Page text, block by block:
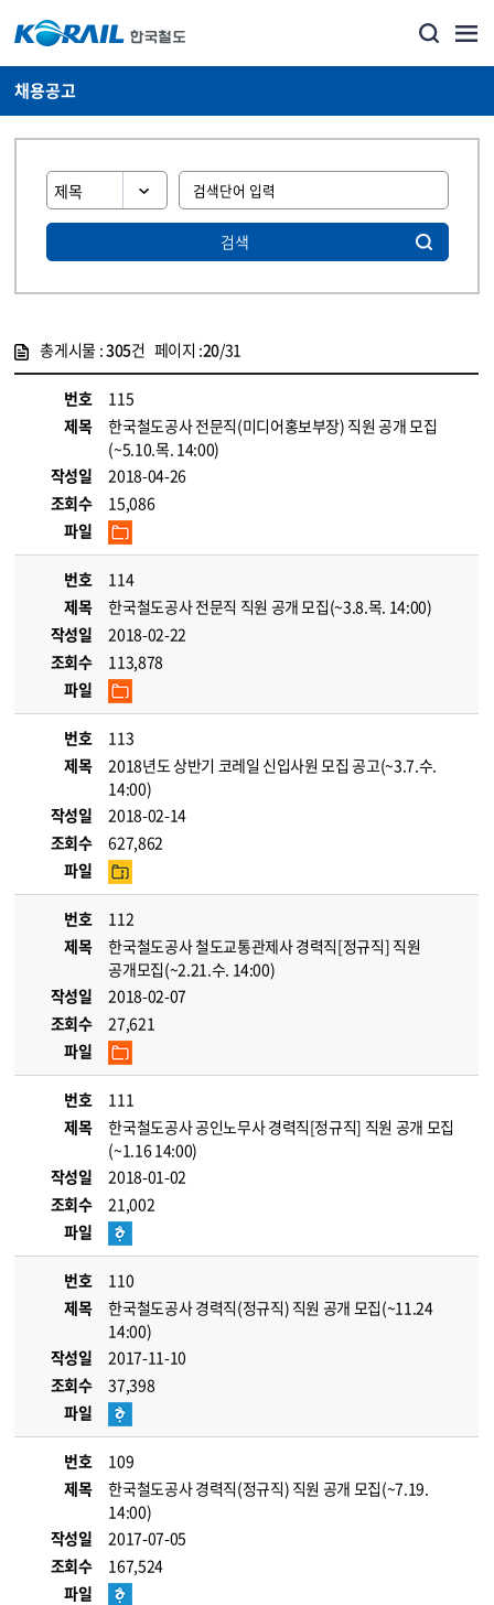
채용공고
검색
총게시물 :305건 페이지 :20/31
번호
115
제목
한국철도공사 전문직(미디어홍보부장) 직원 공개 모집
(~5.10.목. 14:00)
작성일
2018-04-26
조회수
15,086
파일
번호
114
제목
한국철도공사 전문직 직원 공개 모집(~3.8.목. 14:00)
작성일
2018-02-22
조회수
113,878
파일
번호
113
제목
2018년도 상반기 코레일 신입사원 모집 공고(~3.7.수.
14:00)
작성일
2018-02-14
조회수
627,862
파일
번호
112
제목
한국철도공사 철도교통관제사 경력직[정규직] 직원
공개모집(~2.21.수. 14:00)
작성일
2018-02-07
조회수
27,621
파일
번호
111
제목
한국철도공사 공인노무사 경력직[정규직] 직원 공개 모집
(~1.16 14:00)
작성일
2018-01-02
조회수
21,002
파일
번호
110
제목
한국철도공사 경력직(정규직) 직원 공개 모집(~11.24
14:00)
작성일
2017-11-10
조회수
37,398
파일
번호
109
제목
한국철도공사 경력직(정규직) 직원 공개 모집(~7.19.
14:00)
작성일
2017-07-05
조회수
167,524
파일